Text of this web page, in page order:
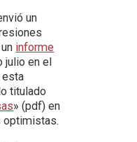
un
informe
julio en el
esta
titulado
» (pdf) en
optimistas.